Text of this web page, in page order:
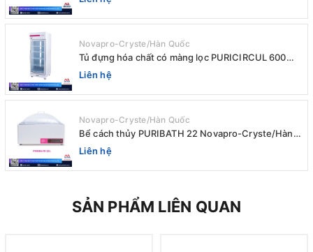
Novapro-Cryste/Hàn Quốc
Tủ đựng hóa chất có màng lọc PURICIRCUL 600
AIRTIGHT Novapro-Cryste/Hàn Quốc
Liên hệ
Novapro-Cryste/Hàn Quốc
Bể cách thủy PURIBATH 22 Novapro-Cryste/Hàn
Quốc
Liên hệ
SẢN PHẨM LIÊN QUAN